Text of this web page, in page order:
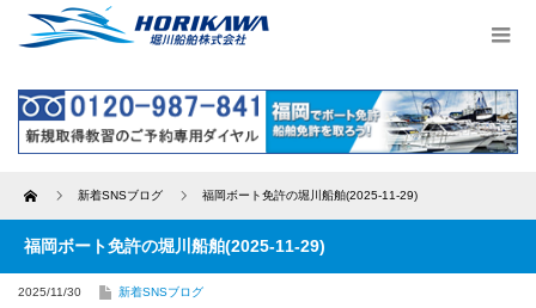
Home 新着SNSブログ 福岡ボート免許の堀川船舶(2025-11-29)
福岡ボート免許の堀川船舶(2025-11-29)
2025/11/30 新着SNSブログ